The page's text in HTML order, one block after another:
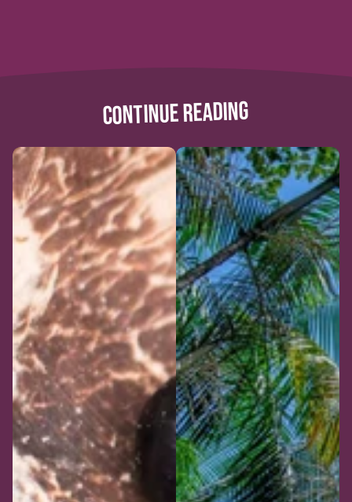
CONTINUE READING